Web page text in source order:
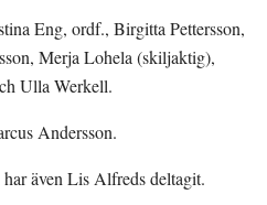
Eng, ordf., Birgitta Pettersson,
Merja Lohela (skiljaktig),
Ulla Werkell.
Andersson.
även Lis Alfreds deltagit.